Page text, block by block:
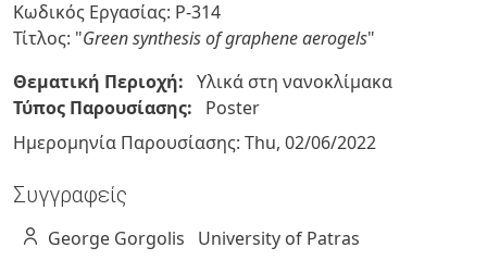
Κωδικός Εργασίας: P-314
Τίτλος: "Green synthesis of graphene aerogels"
Θεματική Περιοχή: Υλικά στη νανοκλίμακα
Τύπος Παρουσίασης:
Poster
Ημερομηνία Παρουσίασης: Thu, 02/06/2022
Συγγραφείς
George Gorgolis
University of Patras